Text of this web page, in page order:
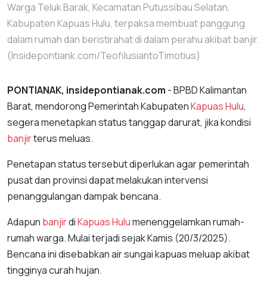
Warga Teluk Barak, Kecamatan Putussibau Selatan,
Kabupaten Kapuas Hulu, terpaksa membuat panggung
dalam rumah dan beristirahat di dalam perahu akibat banjir.
(Insidepontiank.com/TeofilusiantoTimotius)
PONTIANAK, insidepontianak.com - BPBD Kalimantan
Barat, mendorong Pemerintah KabupatenKapuas Hulu,
segera menetapkan status tanggap darurat, jika kondisi
banjirterus meluas.
Penetapan status tersebut diperlukan agar pemerintah
pusat dan provinsi dapat melakukan intervensi
penanggulangan dampak bencana.
Adapun banjirdiKapuas Hulumenenggelamkan rumah-
rumah warga. Mulai terjadi sejak Kamis (20/3/2025).
Bencana ini disebabkan air sungai kapuas meluap akibat
tingginya curah hujan.